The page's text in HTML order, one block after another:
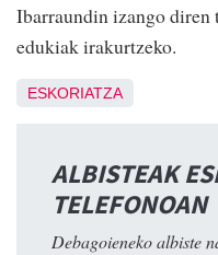
Ibarraundin izango
edukiak irakurtzeko.
ESKORIATZA
ALBISTEAK
TELEFONOAN
Debagoieneko albiste